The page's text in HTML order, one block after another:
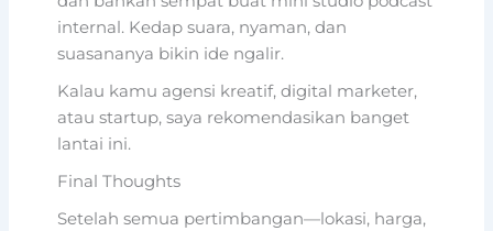
internal. Kedap suara, nyaman, dan
suasananya bikin ide ngalir.
Kalau kamu agensi kreatif, digital marketer,
atau startup, saya rekomendasikan banget
lantai ini.
Final Thoughts
Setelah semua pertimbangan—lokasi, harga,